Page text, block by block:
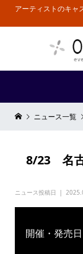
アーティストのキャ
ニュース一覧
8/23 名
ニュース投稿日
開催・発売日